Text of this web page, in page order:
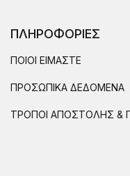
ΠΛΗΡΟΦΟΡΙΕΣ
ΠΟΙΟΙ ΕΙΜΑΣΤΕ
ΠΡΟΣΩΠΙΚΑ ΔΕΔΟΜΕΝΑ
ΤΡΟΠΟΙ ΑΠΟΣΤΟΛΗΣ &